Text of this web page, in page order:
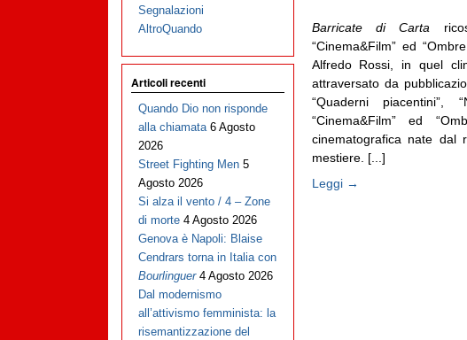
Barricate di Carta
“Cinema&Film” ed
Alfredo Rossi, in quel
attraversato da
“Quaderni piacentini”,
“Cinema&Film” ed
cinematografica nate dal
mestiere. [...]
Leggi →
Segnalazioni
AltroQuando
Articoli recenti
Quando Dio non risponde
alla chiamata 6 Agosto
2026
Street Fighting Men 5
Agosto 2026
Si alza il vento / 4 – Zone
di morte 4 Agosto 2026
Genova è Napoli: Blaise
Cendrars torna in Italia con
Bourlinguer 4 Agosto 2026
Dal modernismo
all’attivismo femminista: la
risemantizzazione del